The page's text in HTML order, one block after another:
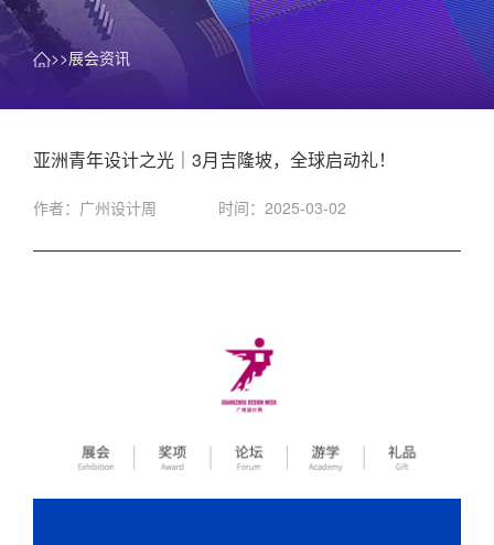
>>展会资讯
亚洲青年设计之光｜3月吉隆坡，全球启动礼！
作者：广州设计周 时间：2025-03-02